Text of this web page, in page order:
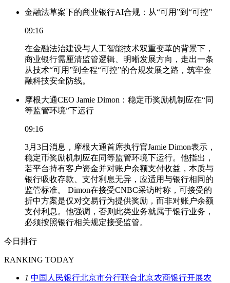
金融法草案下的商业银行AI合规：从“可用”到“可控”
09:16
在金融法治建设与人工智能技术双重变革的背景下，
商业银行需厘清监管逻辑、明晰发展方向，走出一条
从技术“可用”到全程“可控”的合规发展之路，筑牢金
融科技安全防线。
摩根大通CEO Jamie Dimon：稳定币奖励机制应在“同
等监管环境”下运行
09:16
3月3日消息，摩根大通首席执行官Jamie Dimon表示，
稳定币奖励机制应在同等监管环境下运行。他指出，
若平台持有客户资金并对账户余额支付收益，本质与
银行吸收存款、支付利息无异，应适用与银行相同的
监管标准。 Dimon在接受CNBC采访时称，可接受的
折中方案是仅对交易行为提供奖励，而非对账户余额
支付利息。他强调，否则此类业务就属于银行业务，
必须按照银行相关规定接受监管。
今日排行
RANKING TODAY
1 中国人民银行北京市分行联合北京农商银行开展农